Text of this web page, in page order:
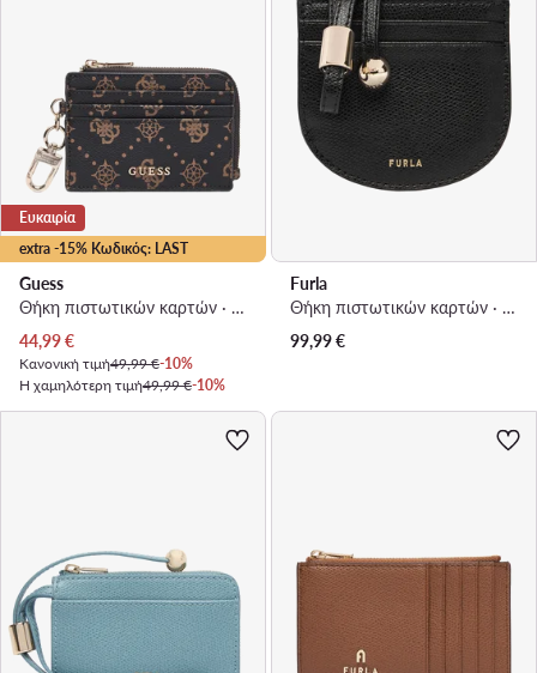
extra -15% Κωδικός: LAST
Ευκαιρία
Guess
Θήκη πιστωτικών καρτών · Καφέ
Τρέχουσα τιμή
44,99€
Κανονική τιμή49,99 €-10%
Η χαμηλότερη τιμή49,99 €-10%
Furla
Θήκη πιστωτικών καρτών · Μαύρο
99,99€